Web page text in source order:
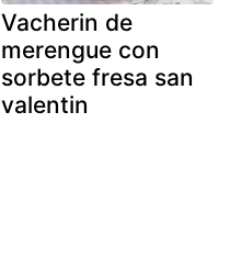
Vacherin de
merengue con
sorbete fresa san
valentin